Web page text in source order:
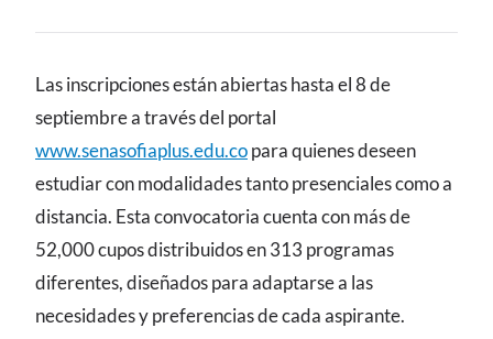
CONTENIDO
Las inscripciones están abiertas hasta el 8 de
septiembre a través del portal
www.senasofiaplus.edu.copara quienes deseen
estudiar con modalidades tanto presenciales como a
distancia. Esta convocatoria cuenta con más de
52,000 cupos distribuidos en 313 programas
diferentes, diseñados para adaptarse a las
necesidades y preferencias de cada aspirante.